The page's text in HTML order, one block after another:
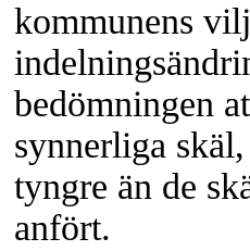
kommunens
bedömningen
synnerliga
tyngre än de
anfört.